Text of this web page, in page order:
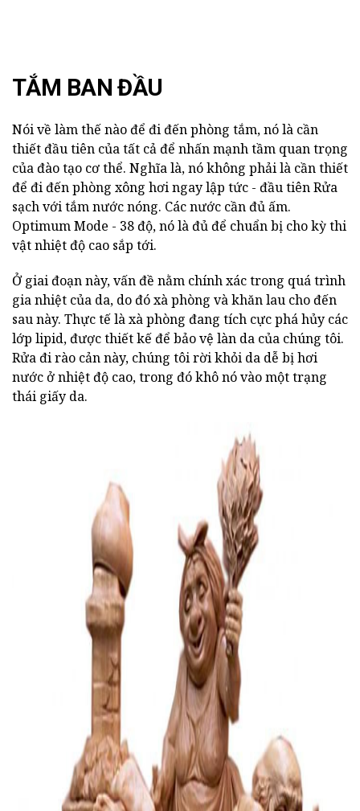
TẮM BAN ĐẦU
Nói về làm thế nào để đi đến phòng tắm, nó là cần
thiết đầu tiên của tất cả để nhấn mạnh tầm quan trọng
của đào tạo cơ thể. Nghĩa là, nó không phải là cần thiết
để đi đến phòng xông hơi ngay lập tức - đầu tiên Rửa
sạch với tắm nước nóng. Các nước cần đủ ấm.
Optimum Mode - 38 độ, nó là đủ để chuẩn bị cho kỳ thi
vật nhiệt độ cao sắp tới.
Ở giai đoạn này, vấn đề nằm chính xác trong quá trình
gia nhiệt của da, do đó xà phòng và khăn lau cho đến
sau này. Thực tế là xà phòng đang tích cực phá hủy các
lớp lipid, được thiết kế để bảo vệ làn da của chúng tôi.
Rửa đi rào cản này, chúng tôi rời khỏi da dễ bị hơi
nước ở nhiệt độ cao, trong đó khô nó vào một trạng
thái giấy da.